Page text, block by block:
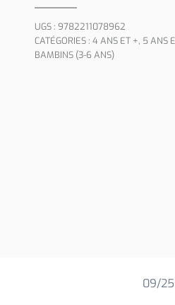
UGS : 9782211078962
CATÉGORIES : 4 ANS ET +, 5 ANS
BAMBINS (3-6 ANS)
09/25